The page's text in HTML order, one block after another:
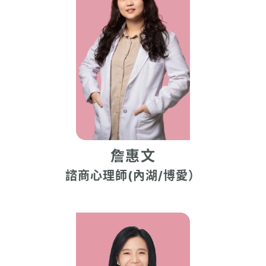
詹惠文
諮商心理師(內湖/博愛）